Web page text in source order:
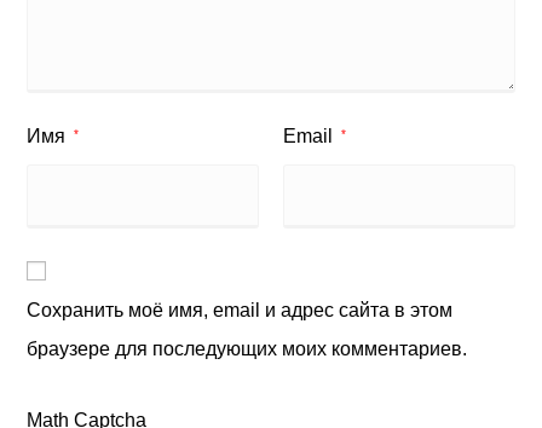
Имя * Email *
Сохранить моё имя, email и адрес сайта в этом
браузере для последующих моих комментариев.
Math Captcha